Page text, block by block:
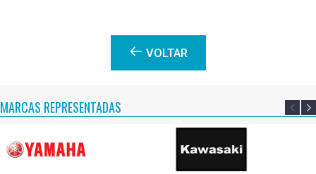
VOLTAR
MARCAS REPRESENTADAS